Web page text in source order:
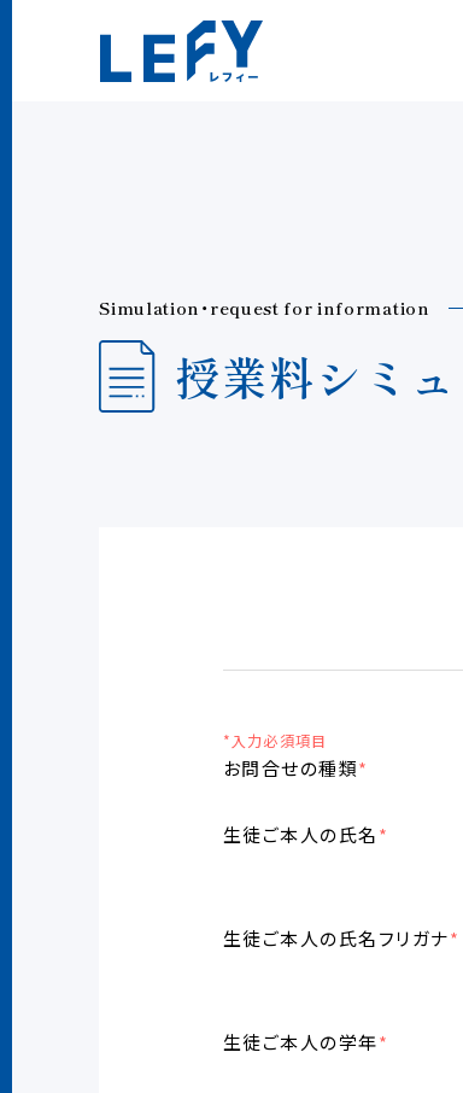
Simulation ・request for information
授業料シ ミ ュ
*入力必須項目
お問合せの種類*
生徒ご本人の氏名*
生徒ご本人の氏名フリガナ*
生徒ご本人の学年*